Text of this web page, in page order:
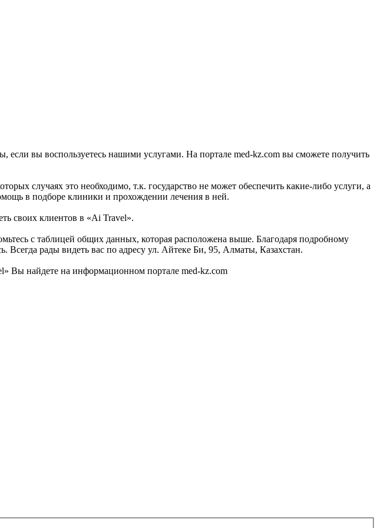
вы воспользуетесь нашими услугами. На портале med-kz.com вы сможете получить
случаях это необходимо, т.к. государство не может обеспечить какие-либо услуги, а
в подборе клиники и прохождении лечения в ней.
своих клиентов в «Ai Travel».
с таблицей общих данных, которая расположена выше. Благодаря подробному
рады видеть вас по адресу ул. Айтеке Би, 95, Алматы, Казахстан.
Вы найдете на информационном портале med-kz.com